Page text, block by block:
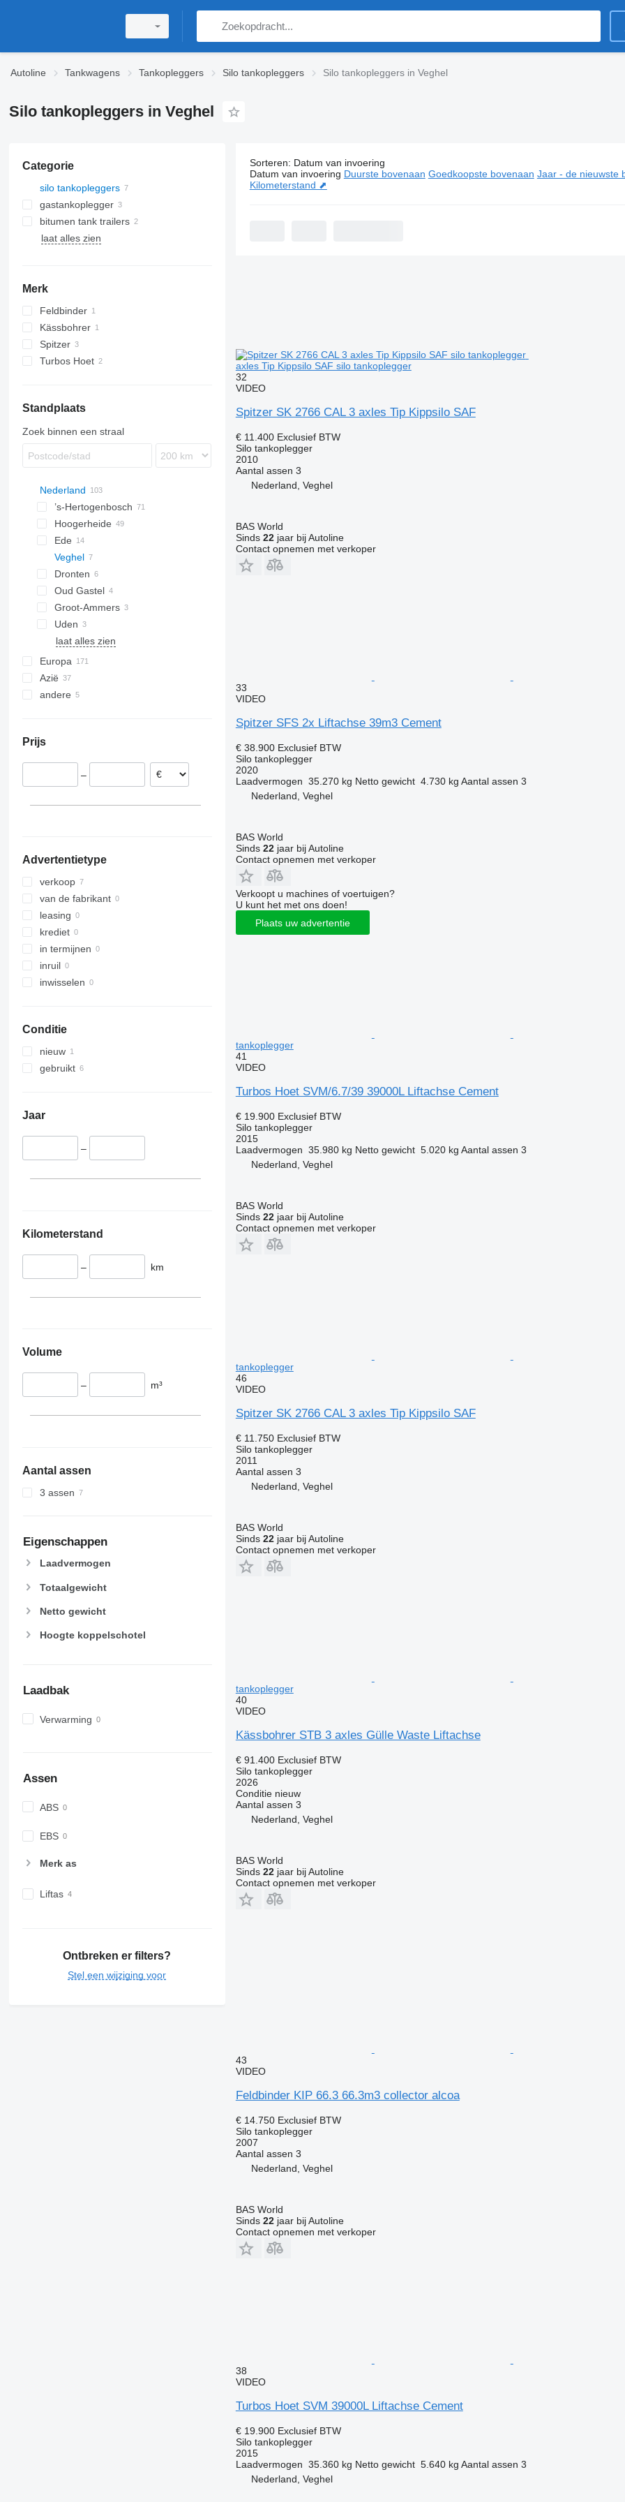
Autoline Tankwagens Tankopleggers Silo tankopleggers Silo tankopleggers in Veghel
Silo tankopleggers in Veghel
Categorie
silo tankopleggers
gastankoplegger
bitumen tank trailers
laat alles zien
Merk
Feldbinder
KIP
Kässbohrer
STB
Spitzer
SK
Turbos Hoet
Standplaats
Zoek binnen een straal
Nederland
’s-Hertogenbosch
Hoogerheide
Ede
Veghel
Dronten
Oud Gastel
Groot-Ammers
Uden
laat alles zien
Europa
Polen
Roemenië
Tsjechië
Azië
Turkije
andere
Prijs
–
Advertentietype
verkoop
van de fabrikant
leasing
krediet
in termijnen
inruil
inwisselen
Conditie
nieuw
gebruikt
Jaar
–
Kilometerstand
– km
Volume
– m³
Aantal assen
3 assen
Eigenschappen
Laadvermogen
Totaalgewicht
Netto gewicht
Hoogte koppelschotel
Laadbak
Verwarming
Assen
ABS
EBS
Merk as
Liftas
Ontbreken er filters?
Stel een wijziging voor
7 advertenties:Silo tankopleggers in Veghel
Sorteren: Datum van invoering
Datum van invoering Duurste bovenaan Goedkoopste bovenaan Jaar - de nieuwste
Kilometerstand ⬈
axles Tip Kippsilo SAF silo tankoplegger
32
VIDEO
Spitzer SK 2766 CAL 3 axles Tip Kippsilo SAF
€ 11.400 Exclusief BTW
Silo tankoplegger
2010
Aantal assen 3
Nederland, Veghel
BAS World
Sinds 22jaar bij Autoline
Contact opnemen met verkoper
33
VIDEO
Spitzer SFS 2x Liftachse 39m3 Cement
€ 38.900 Exclusief BTW
Silo tankoplegger
2020
Laadvermogen 35.270 kg Netto gewicht 4.730 kg Aantal assen 3
Nederland, Veghel
BAS World
Sinds 22jaar bij Autoline
Contact opnemen met verkoper
Verkoopt u machines of voertuigen?
U kunt het met ons doen!
Plaats uw advertentie
tankoplegger
41
VIDEO
Turbos Hoet SVM/6.7/39 39000L Liftachse Cement
€ 19.900 Exclusief BTW
Silo tankoplegger
2015
Laadvermogen 35.980 kg Netto gewicht 5.020 kg Aantal assen 3
Nederland, Veghel
BAS World
Sinds 22jaar bij Autoline
Contact opnemen met verkoper
tankoplegger
46
VIDEO
Spitzer SK 2766 CAL 3 axles Tip Kippsilo SAF
€ 11.750 Exclusief BTW
Silo tankoplegger
2011
Aantal assen 3
Nederland, Veghel
BAS World
Sinds 22jaar bij Autoline
Contact opnemen met verkoper
tankoplegger
40
VIDEO
Kässbohrer STB 3 axles Gülle Waste Liftachse
€ 91.400 Exclusief BTW
Silo tankoplegger
2026
Conditienieuw
Aantal assen 3
Nederland, Veghel
BAS World
Sinds 22jaar bij Autoline
Contact opnemen met verkoper
43
VIDEO
Feldbinder KIP 66.3 66.3m3 collector alcoa
€ 14.750 Exclusief BTW
Silo tankoplegger
2007
Aantal assen 3
Nederland, Veghel
BAS World
Sinds 22jaar bij Autoline
Contact opnemen met verkoper
38
VIDEO
Turbos Hoet SVM 39000L Liftachse Cement
€ 19.900 Exclusief BTW
Silo tankoplegger
2015
Laadvermogen 35.360 kg Netto gewicht 5.640 kg Aantal assen 3
Nederland, Veghel